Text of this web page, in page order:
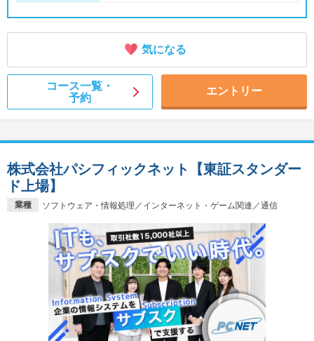
気になる
コース一覧・
予約
エントリー
業種 ソフトウェア・情報処理／インターネット・ゲーム関連／通信
株式会社パシフィックネット【東証スタンダー
ド上場】